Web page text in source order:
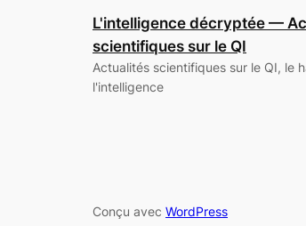
L'intelligence décryptée —
scientifiques sur le QI
Actualités scientifiques sur le QI, le
l'intelligence
Conçu avec WordPress